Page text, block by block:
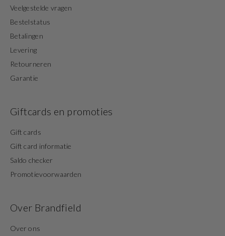
Veelgestelde vragen
Bestelstatus
Betalingen
Levering
Retourneren
Garantie
Giftcards en promoties
Gift cards
Gift card informatie
Saldo checker
Promotievoorwaarden
Over Brandfield
Over ons